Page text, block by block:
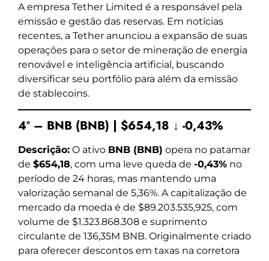
A empresa Tether Limited é a responsável pela
emissão e gestão das reservas. Em notícias
recentes, a Tether anunciou a expansão de suas
operações para o setor de mineração de energia
renovável e inteligência artificial, buscando
diversificar seu portfólio para além da emissão
de stablecoins.
4º – BNB (BNB) | $654,18 ↓ -0,43%
Descrição: O ativo BNB (BNB) opera no patamar
de $654,18, com uma leve queda de -0,43% no
período de 24 horas, mas mantendo uma
valorização semanal de 5,36%. A capitalização de
mercado da moeda é de $89.203.535,925, com
volume de $1.323.868.308 e suprimento
circulante de 136,35M BNB. Originalmente criado
para oferecer descontos em taxas na corretora